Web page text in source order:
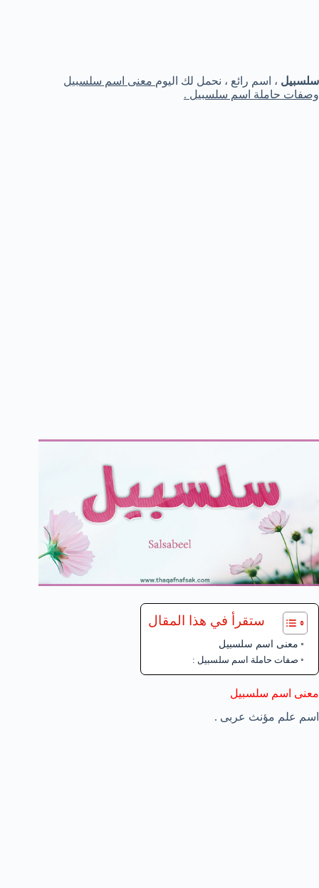
سلسبيل ، اسم رائع ، نحمل لك اليوم معنى اسم سلسبيل
وصفات حاملة اسم سلسبيل .
ستقرأ في هذا المقال
معنى اسم سلسبيل
صفات حاملة اسم سلسبيل :
معنى اسم سلسبيل
اسم علم مؤنث عربى .